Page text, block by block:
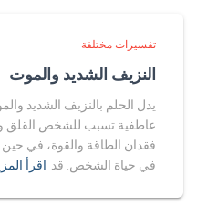
تفسيرات مختلفة
النزيف الشديد والموت
يدل الحلم بالنزيف الشديد
عاطفية تسبب للشخص القلق
فقدان الطاقة والقوة، في حين
في حياة الشخص. قد اقرأ